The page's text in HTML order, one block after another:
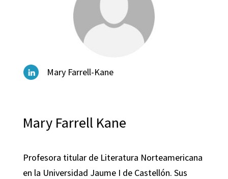
Mary Farrell-Kane
Mary Farrell Kane
Profesora titular de Literatura Norteamericana
en la Universidad Jaume I de Castellón. Sus